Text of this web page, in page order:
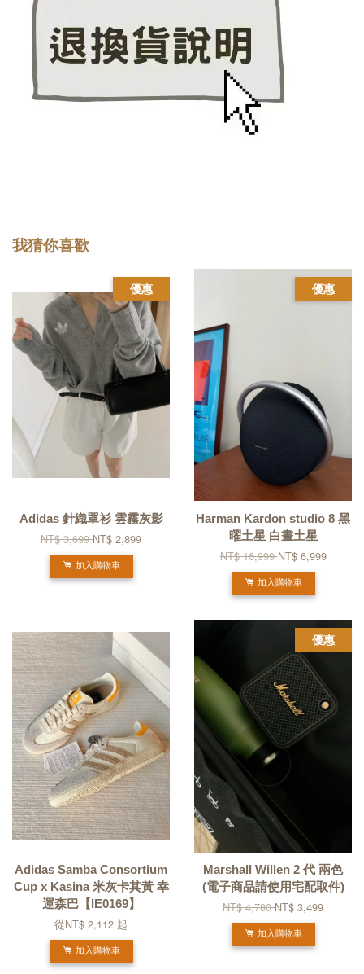
我猜你喜歡
優惠
Adidas 針織罩衫 雲霧灰影
NT$ 3,699NT$ 2,899
加入購物車
優惠
Harman Kardon studio 8 黑
曜土星 白晝土星
NT$ 16,999NT$ 6,999
加入購物車
Adidas Samba Consortium
Cup x Kasina 米灰卡其黃 幸
運森巴【IE0169】
從NT$ 2,112 起
加入購物車
優惠
Marshall Willen 2 代 兩色
(電子商品請使用宅配取件)
NT$ 4,780NT$ 3,499
加入購物車